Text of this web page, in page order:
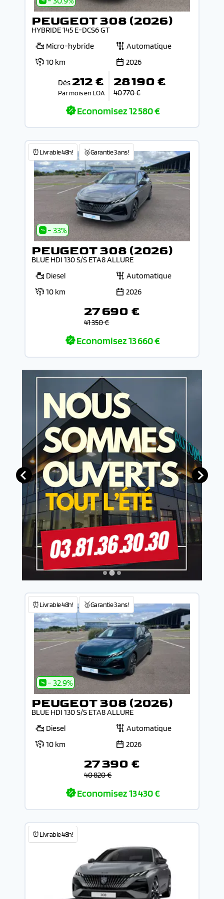
PEUGEOT 308 (2026)
HYBRIDE 145 E-DCS6 GT
Micro-hybride
Automatique
10 km
2026
Dès 212 €
Par mois en LOA
28 190 €
40 770 €
Economisez12 580 €
⏰Livrable 48h! 🥉Garantie 3 ans !
- 33%
PEUGEOT 308 (2026)
BLUE HDI 130 S/S ETA8 ALLURE
Diesel
Automatique
10 km
2026
27 690 €
41 350 €
Economisez13 660 €
⏰Livrable 48h! 🥉Garantie 3 ans !
- 32.9%
PEUGEOT 308 (2026)
BLUE HDI 130 S/S ETA8 ALLURE
Diesel
Automatique
10 km
2026
27 390 €
40 820 €
Economisez13 430 €
⏰Livrable 48h!